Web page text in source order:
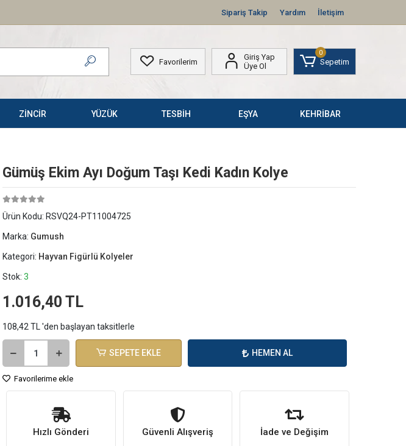
Sipariş Takip Yardım İletişim
Favorilerim
Giriş Yap
Üye Ol
0
Sepetim
ZİNCİR YÜZÜK TESBİH EŞYA KEHRİBAR
Gümüş Ekim Ayı Doğum Taşı Kedi Kadın Kolye
Ürün Kodu: RSVQ24-PT11004725
Marka: Gumush
Kategori: Hayvan Figürlü Kolyeler
Stok: 3
1.016,40 TL
108,42 TL 'den başlayan taksitlerle
SEPETE EKLE HEMEN AL
Favorilerime ekle
Hızlı Gönderi Güvenli Alışveriş İade ve Değişim